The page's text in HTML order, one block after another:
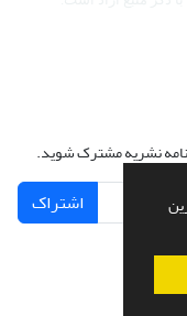
نشریه مشترک شوید.
اشتراک
سیناوب